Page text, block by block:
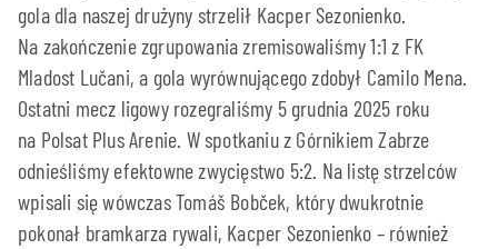
gola dla naszej drużyny strzelił Kacper Sezonienko.
Na zakończenie zgrupowania zremisowaliśmy 1:1 z FK
Mladost Lučani, a gola wyrównującego zdobył Camilo Mena.
Ostatni mecz ligowy rozegraliśmy 5 grudnia 2025 roku
na Polsat Plus Arenie. W spotkaniu z Górnikiem Zabrze
odnieśliśmy efektowne zwycięstwo 5:2. Na listę strzelców
wpisali się wówczas Tomáš Bobček, który dwukrotnie
pokonał bramkarza rywali, Kacper Sezonienko – również